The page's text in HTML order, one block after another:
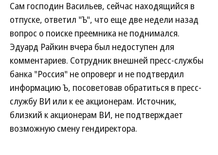
Сам господин Васильев, сейчас находящийся в
отпуске, ответил "Ъ", что еще две недели назад
вопрос о поиске преемника не поднимался.
Эдуард Райкин вчера был недоступен для
комментариев. Сотрудник внешней пресс-службы
банка "Россия" не опроверг и не подтвердил
информацию Ъ, посоветовав обратиться в пресс-
службу ВИ или к ее акционерам. Источник,
близкий к акционерам ВИ, не подтверждает
возможную смену гендиректора.